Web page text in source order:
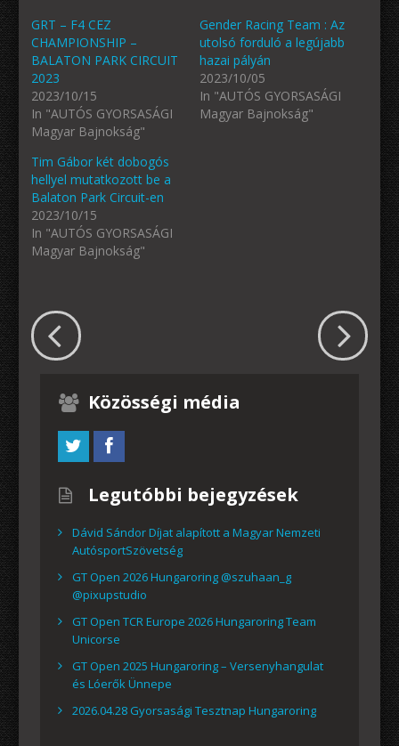
GRT – F4 CEZ
CHAMPIONSHIP –
BALATON PARK CIRCUIT
2023
2023/10/15
In "AUTÓS GYORSASÁGI
Magyar Bajnokság"
Gender Racing Team : Az
utolsó forduló a legújabb
hazai pályán
2023/10/05
In "AUTÓS GYORSASÁGI
Magyar Bajnokság"
Tim Gábor két dobogós
hellyel mutatkozott be a
Balaton Park Circuit-en
2023/10/15
In "AUTÓS GYORSASÁGI
Magyar Bajnokság"
Közösségi média
Legutóbbi bejegyzések
Dávid Sándor Díjat alapított a Magyar Nemzeti
AutósportSzövetség
GT Open 2026 Hungaroring @szuhaan_g
@pixupstudio
GT Open TCR Europe 2026 Hungaroring Team
Unicorse
GT Open 2025 Hungaroring – Versenyhangulat
és Lóerők Ünnepe
2026.04.28 Gyorsasági Tesztnap Hungaroring